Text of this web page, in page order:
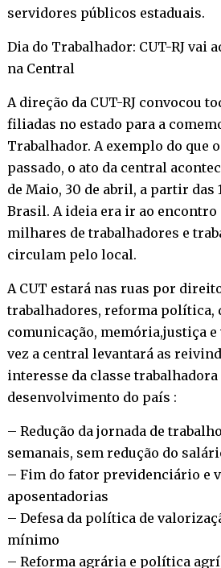
servidores públicos estaduais.
Dia do Trabalhador: CUT-RJ vai
na Central
A direção da CUT-RJ convocou
filiadas no estado para a
Trabalhador. A exemplo do que
passado, o ato da central
de Maio, 30 de abril, a partir das
Brasil. A ideia era ir ao encontro
milhares de trabalhadores e
circulam pelo local.
A CUT estará nas ruas por
trabalhadores, reforma política,
comunicação, memória,justiça e
vez a central levantará as
interesse da classe trabalhadora
desenvolvimento do país :
– Redução da jornada de
semanais, sem redução do
– Fim do fator previdenciário e
aposentadorias
– Defesa da política de
mínimo
– Reforma agrária e política